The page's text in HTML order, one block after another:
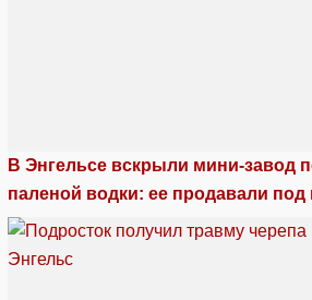
В Энгельсе вскрыли мини-завод
паленой водки: ее продавали